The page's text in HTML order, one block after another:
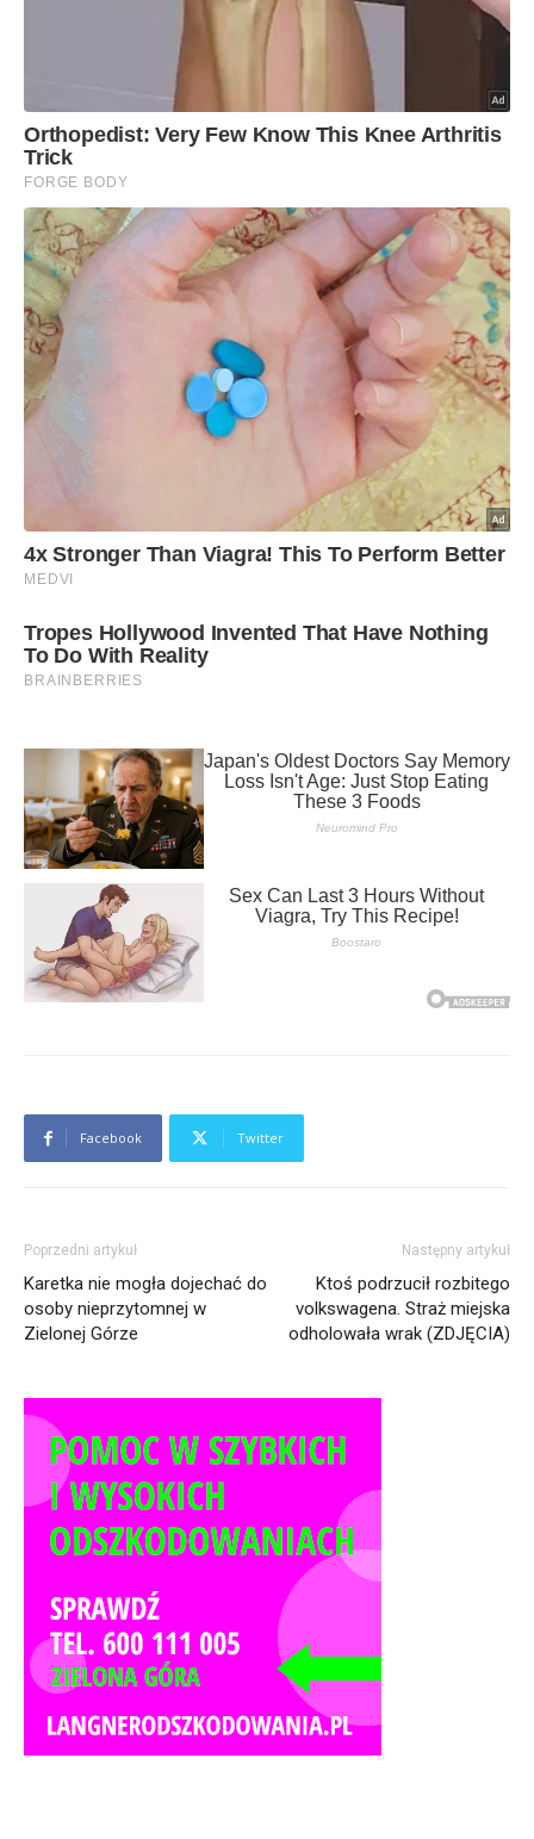
Facebook Twitter
Poprzedni artykuł
Karetka nie mogła dojechać do
osoby nieprzytomnej w
Zielonej Górze
Następny artykuł
Ktoś podrzucił rozbitego
volkswagena. Straż miejska
odholowała wrak (ZDJĘCIA)